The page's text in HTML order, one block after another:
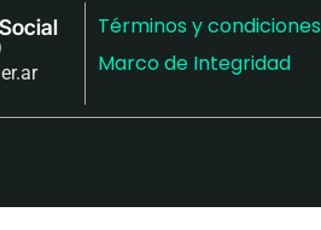
Términos y condiciones
Marco de Integridad